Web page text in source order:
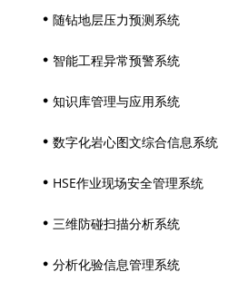
 随钻地层压力预测系统
 智能工程异常预警系统
 知识库管理与应用系统
 数字化岩心图文综合信息系统
 HSE作业现场安全管理系统
 三维防碰扫描分析系统
 分析化验信息管理系统